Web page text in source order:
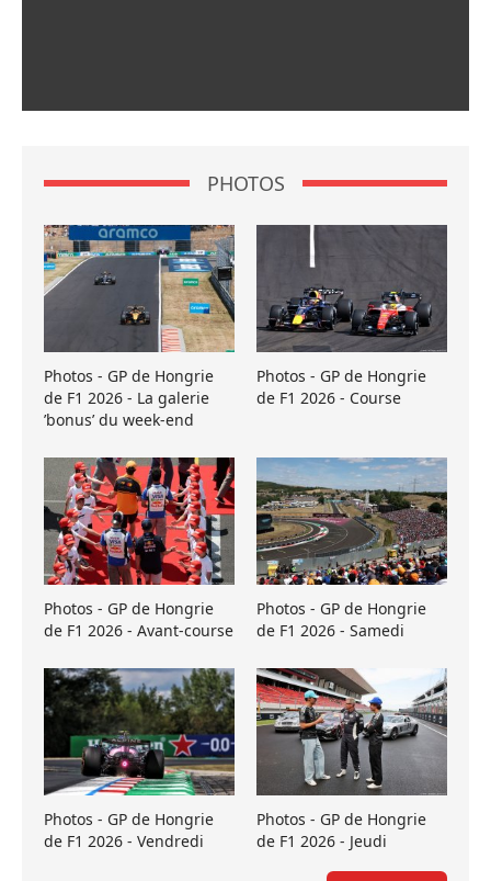
PHOTOS
Photos - GP de Hongrie
de F1 2026 - La galerie
’bonus’ du week-end
Photos - GP de Hongrie
de F1 2026 - Course
Photos - GP de Hongrie
de F1 2026 - Avant-course
Photos - GP de Hongrie
de F1 2026 - Samedi
Photos - GP de Hongrie
de F1 2026 - Vendredi
Photos - GP de Hongrie
de F1 2026 - Jeudi